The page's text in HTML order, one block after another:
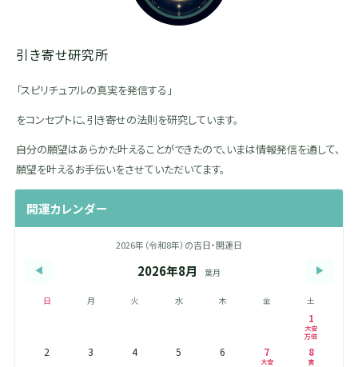
引き寄せ研究所
「スピリチュアルの真実を発信する」
をコンセプトに、引き寄せの法則を研究しています。
自分の願望はあらかた叶えることができたので、いまは情報発信を通して、
願望を叶えるお手伝いをさせていただいてます。
開運カレンダー
2026年（令和8年）の吉日・開運日
◀ 2026年8月 葉月 ▶
日 月 火 水 木 金 土
1
大安
万倍
2 3 4 5 6 7
大安
8
寅